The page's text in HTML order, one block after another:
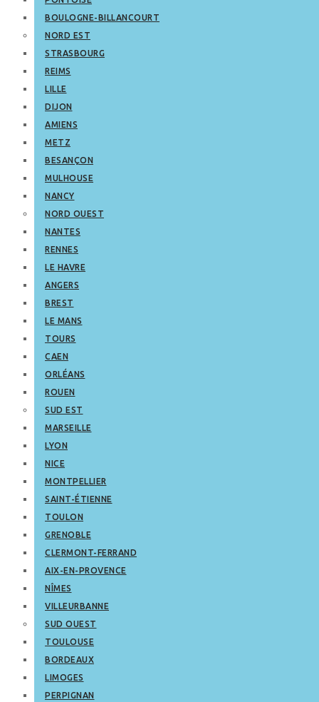
BOULOGNE-BILLANCOURT
NORD EST
STRASBOURG
REIMS
LILLE
DIJON
AMIENS
METZ
BESANÇON
MULHOUSE
NANCY
NORD OUEST
NANTES
RENNES
LE HAVRE
ANGERS
BREST
LE MANS
TOURS
CAEN
ORLÉANS
ROUEN
SUD EST
MARSEILLE
LYON
NICE
MONTPELLIER
SAINT-ÉTIENNE
TOULON
GRENOBLE
CLERMONT-FERRAND
AIX-EN-PROVENCE
NÎMES
VILLEURBANNE
SUD OUEST
TOULOUSE
BORDEAUX
LIMOGES
PERPIGNAN